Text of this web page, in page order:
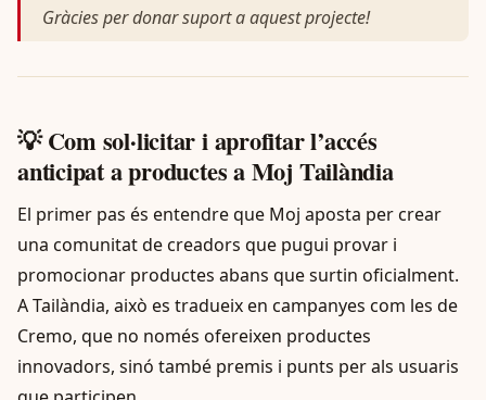
Gràcies per donar suport a aquest projecte!
💡 Com sol·licitar i aprofitar l’accés
anticipat a productes a Moj Tailàndia
El primer pas és entendre que Moj aposta per crear
una comunitat de creadors que pugui provar i
promocionar productes abans que surtin oficialment.
A Tailàndia, això es tradueix en campanyes com les de
Cremo, que no només ofereixen productes
innovadors, sinó també premis i punts per als usuaris